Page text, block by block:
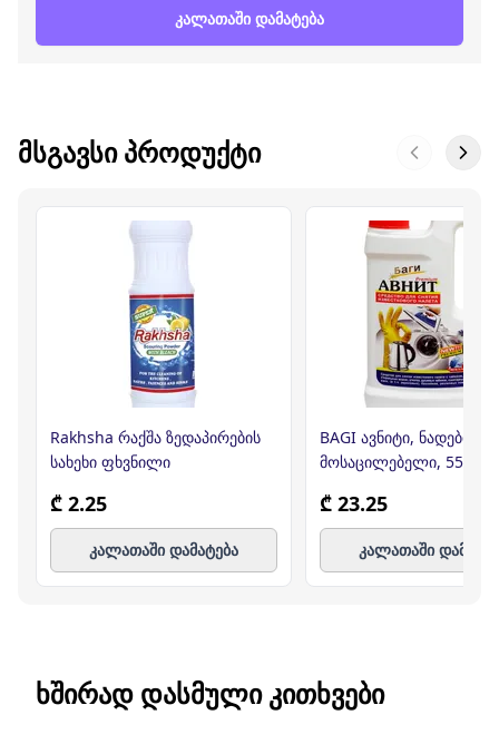
კალათაში დამატება
ᲛᲡᲒᲐᲕᲡᲘ ᲞᲠᲝᲓᲣᲥᲢᲘ
Rakhsha რაქშა ზედაპირების
სახეხი ფხვნილი
₾ 2.25
კალათაში დამატება
BAGI ავნიტი, ნადების
მოსაცილებელი, 550მლ
₾ 23.25
კალათაში
ᲮᲨᲘᲠᲐᲓ ᲓᲐᲡᲛᲣᲚᲘ ᲙᲘᲗᲮᲕᲔᲑᲘ